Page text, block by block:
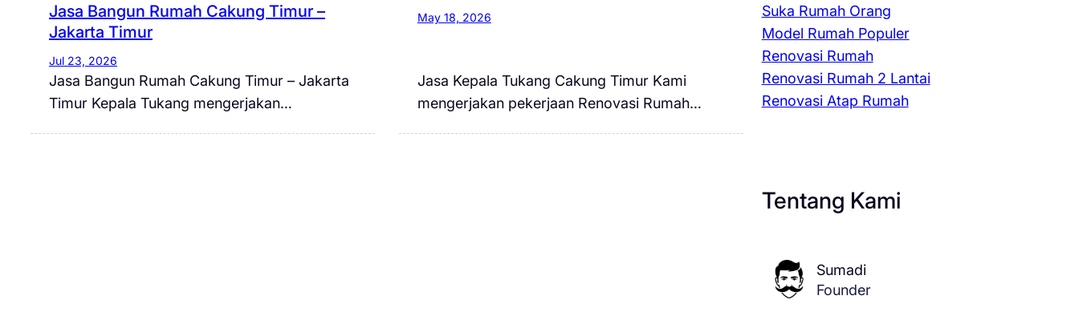
Jasa Bangun Rumah Cakung Timur –
Jakarta Timur
Jul 23, 2026
Jasa Bangun Rumah Cakung Timur – Jakarta
Timur Kepala Tukang mengerjakan…
May 18, 2026
Jasa Kepala Tukang Cakung Timur Kami
mengerjakan pekerjaan Renovasi Rumah…
Suka Rumah Orang
Model Rumah Populer
Renovasi Rumah
Renovasi Rumah 2 Lantai
Renovasi Atap Rumah
Tentang Kami
Sumadi
Founder